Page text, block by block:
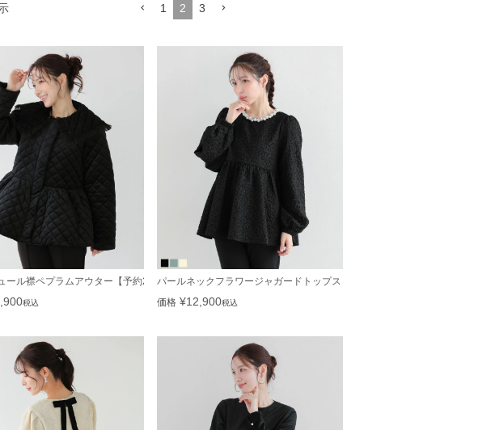
1 2 3
ール襟ペプラムアウター【予約2/5～順次発送】【宅配便】
税込
パールネックフラワージャガードトップス【宅配便】
価格 ¥12,900税込